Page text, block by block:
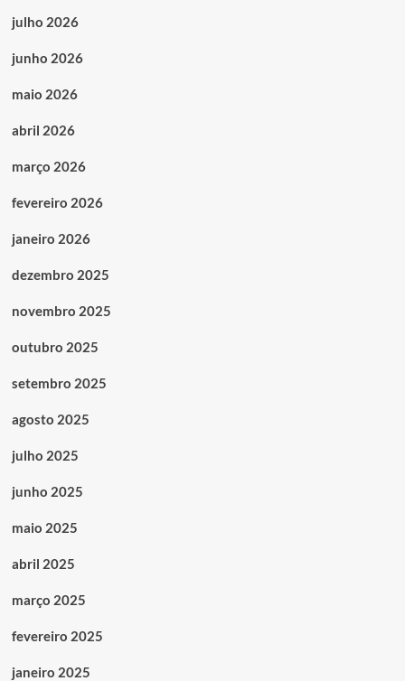
julho 2026
junho 2026
maio 2026
abril 2026
março 2026
fevereiro 2026
janeiro 2026
dezembro 2025
novembro 2025
outubro 2025
setembro 2025
agosto 2025
julho 2025
junho 2025
maio 2025
abril 2025
março 2025
fevereiro 2025
janeiro 2025